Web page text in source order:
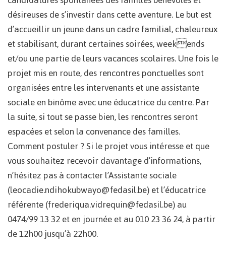
désireuses de s’investir dans cette aventure. Le but est
d’accueillir un jeune dans un cadre familial, chaleureux
et stabilisant, durant certaines soirées, weekends
et/ou une partie de leurs vacances scolaires. Une fois le
projet mis en route, des rencontres ponctuelles sont
organisées entre les intervenants et une assistante
sociale en binôme avec une éducatrice du centre. Par
la suite, si tout se passe bien, les rencontres seront
espacées et selon la convenance des familles.
Comment postuler ? Si le projet vous intéresse et que
vous souhaitez recevoir davantage d’informations,
n’hésitez pas à contacter l’Assistante sociale
(leocadie.ndihokubwayo@fedasil.be) et l’éducatrice
référente (frederiqua.vidrequin@fedasil.be) au
0474/99 13 32 et en journée et au 010 23 36 24, à partir
de 12h00 jusqu’à 22h00.